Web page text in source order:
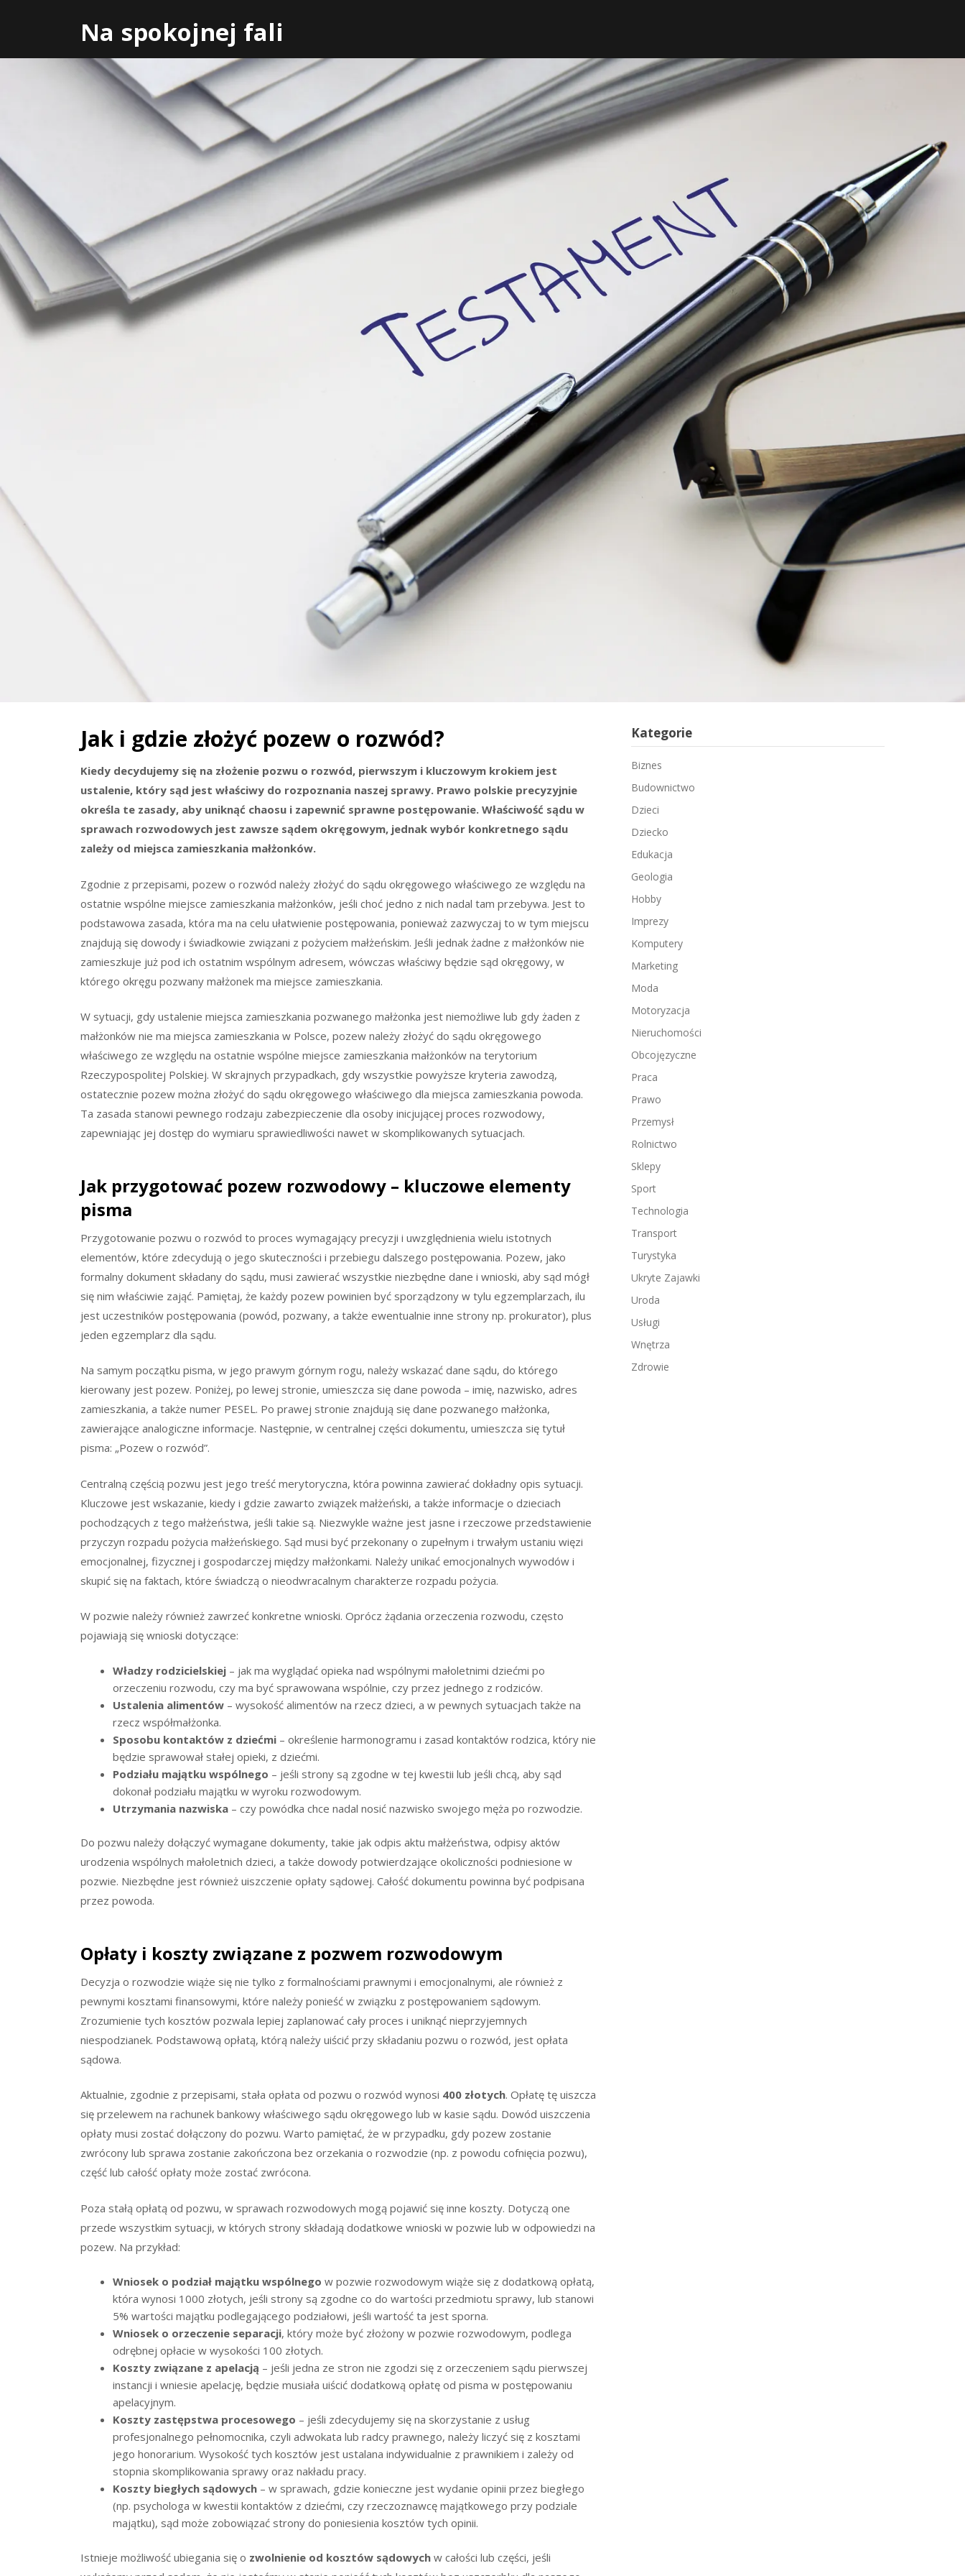
Na spokojnej fali
Jak i gdzie złożyć pozew o rozwód?
Kiedy decydujemy się na złożenie pozwu o rozwód, pierwszym i kluczowym krokiem jest
ustalenie, który sąd jest właściwy do rozpoznania naszej sprawy. Prawo polskie precyzyjnie
określa te zasady, aby uniknąć chaosu i zapewnić sprawne postępowanie. Właściwość sądu w
sprawach rozwodowych jest zawsze sądem okręgowym, jednak wybór konkretnego sądu
zależy od miejsca zamieszkania małżonków.
Zgodnie z przepisami, pozew o rozwód należy złożyć do sądu okręgowego właściwego ze względu na
ostatnie wspólne miejsce zamieszkania małżonków, jeśli choć jedno z nich nadal tam przebywa. Jest to
podstawowa zasada, która ma na celu ułatwienie postępowania, ponieważ zazwyczaj to w tym miejscu
znajdują się dowody i świadkowie związani z pożyciem małżeńskim. Jeśli jednak żadne z małżonków nie
zamieszkuje już pod ich ostatnim wspólnym adresem, wówczas właściwy będzie sąd okręgowy, w
którego okręgu pozwany małżonek ma miejsce zamieszkania.
W sytuacji, gdy ustalenie miejsca zamieszkania pozwanego małżonka jest niemożliwe lub gdy żaden z
małżonków nie ma miejsca zamieszkania w Polsce, pozew należy złożyć do sądu okręgowego
właściwego ze względu na ostatnie wspólne miejsce zamieszkania małżonków na terytorium
Rzeczypospolitej Polskiej. W skrajnych przypadkach, gdy wszystkie powyższe kryteria zawodzą,
ostatecznie pozew można złożyć do sądu okręgowego właściwego dla miejsca zamieszkania powoda.
Ta zasada stanowi pewnego rodzaju zabezpieczenie dla osoby inicjującej proces rozwodowy,
zapewniając jej dostęp do wymiaru sprawiedliwości nawet w skomplikowanych sytuacjach.
Jak przygotować pozew rozwodowy – kluczowe elementy
pisma
Przygotowanie pozwu o rozwód to proces wymagający precyzji i uwzględnienia wielu istotnych
elementów, które zdecydują o jego skuteczności i przebiegu dalszego postępowania. Pozew, jako
formalny dokument składany do sądu, musi zawierać wszystkie niezbędne dane i wnioski, aby sąd mógł
się nim właściwie zająć. Pamiętaj, że każdy pozew powinien być sporządzony w tylu egzemplarzach, ilu
jest uczestników postępowania (powód, pozwany, a także ewentualnie inne strony np. prokurator), plus
jeden egzemplarz dla sądu.
Na samym początku pisma, w jego prawym górnym rogu, należy wskazać dane sądu, do którego
kierowany jest pozew. Poniżej, po lewej stronie, umieszcza się dane powoda – imię, nazwisko, adres
zamieszkania, a także numer PESEL. Po prawej stronie znajdują się dane pozwanego małżonka,
zawierające analogiczne informacje. Następnie, w centralnej części dokumentu, umieszcza się tytuł
pisma: „Pozew o rozwód”.
Centralną częścią pozwu jest jego treść merytoryczna, która powinna zawierać dokładny opis sytuacji.
Kluczowe jest wskazanie, kiedy i gdzie zawarto związek małżeński, a także informacje o dzieciach
pochodzących z tego małżeństwa, jeśli takie są. Niezwykle ważne jest jasne i rzeczowe przedstawienie
przyczyn rozpadu pożycia małżeńskiego. Sąd musi być przekonany o zupełnym i trwałym ustaniu więzi
emocjonalnej, fizycznej i gospodarczej między małżonkami. Należy unikać emocjonalnych wywodów i
skupić się na faktach, które świadczą o nieodwracalnym charakterze rozpadu pożycia.
W pozwie należy również zawrzeć konkretne wnioski. Oprócz żądania orzeczenia rozwodu, często
pojawiają się wnioski dotyczące:
Władzy rodzicielskiej – jak ma wyglądać opieka nad wspólnymi małoletnimi dziećmi po
orzeczeniu rozwodu, czy ma być sprawowana wspólnie, czy przez jednego z rodziców.
Ustalenia alimentów – wysokość alimentów na rzecz dzieci, a w pewnych sytuacjach także na
rzecz współmałżonka.
Sposobu kontaktów z dziećmi – określenie harmonogramu i zasad kontaktów rodzica, który nie
będzie sprawował stałej opieki, z dziećmi.
Podziału majątku wspólnego – jeśli strony są zgodne w tej kwestii lub jeśli chcą, aby sąd
dokonał podziału majątku w wyroku rozwodowym.
Utrzymania nazwiska – czy powódka chce nadal nosić nazwisko swojego męża po rozwodzie.
Do pozwu należy dołączyć wymagane dokumenty, takie jak odpis aktu małżeństwa, odpisy aktów
urodzenia wspólnych małoletnich dzieci, a także dowody potwierdzające okoliczności podniesione w
pozwie. Niezbędne jest również uiszczenie opłaty sądowej. Całość dokumentu powinna być podpisana
przez powoda.
Opłaty i koszty związane z pozwem rozwodowym
Decyzja o rozwodzie wiąże się nie tylko z formalnościami prawnymi i emocjonalnymi, ale również z
pewnymi kosztami finansowymi, które należy ponieść w związku z postępowaniem sądowym.
Zrozumienie tych kosztów pozwala lepiej zaplanować cały proces i uniknąć nieprzyjemnych
niespodzianek. Podstawową opłatą, którą należy uiścić przy składaniu pozwu o rozwód, jest opłata
sądowa.
Aktualnie, zgodnie z przepisami, stała opłata od pozwu o rozwód wynosi 400 złotych. Opłatę tę uiszcza
się przelewem na rachunek bankowy właściwego sądu okręgowego lub w kasie sądu. Dowód uiszczenia
opłaty musi zostać dołączony do pozwu. Warto pamiętać, że w przypadku, gdy pozew zostanie
zwrócony lub sprawa zostanie zakończona bez orzekania o rozwodzie (np. z powodu cofnięcia pozwu),
część lub całość opłaty może zostać zwrócona.
Poza stałą opłatą od pozwu, w sprawach rozwodowych mogą pojawić się inne koszty. Dotyczą one
przede wszystkim sytuacji, w których strony składają dodatkowe wnioski w pozwie lub w odpowiedzi na
pozew. Na przykład:
Wniosek o podział majątku wspólnego w pozwie rozwodowym wiąże się z dodatkową opłatą,
która wynosi 1000 złotych, jeśli strony są zgodne co do wartości przedmiotu sprawy, lub stanowi
5% wartości majątku podlegającego podziałowi, jeśli wartość ta jest sporna.
Wniosek o orzeczenie separacji, który może być złożony w pozwie rozwodowym, podlega
odrębnej opłacie w wysokości 100 złotych.
Koszty związane z apelacją – jeśli jedna ze stron nie zgodzi się z orzeczeniem sądu pierwszej
instancji i wniesie apelację, będzie musiała uiścić dodatkową opłatę od pisma w postępowaniu
apelacyjnym.
Koszty zastępstwa procesowego – jeśli zdecydujemy się na skorzystanie z usług
profesjonalnego pełnomocnika, czyli adwokata lub radcy prawnego, należy liczyć się z kosztami
jego honorarium. Wysokość tych kosztów jest ustalana indywidualnie z prawnikiem i zależy od
stopnia skomplikowania sprawy oraz nakładu pracy.
Koszty biegłych sądowych – w sprawach, gdzie konieczne jest wydanie opinii przez biegłego
(np. psychologa w kwestii kontaktów z dziećmi, czy rzeczoznawcę majątkowego przy podziale
majątku), sąd może zobowiązać strony do poniesienia kosztów tych opinii.
Istnieje możliwość ubiegania się o zwolnienie od kosztów sądowych w całości lub części, jeśli
Kategorie
Biznes
Budownictwo
Dzieci
Dziecko
Edukacja
Geologia
Hobby
Imprezy
Komputery
Marketing
Moda
Motoryzacja
Nieruchomości
Obcojęzyczne
Praca
Prawo
Przemysł
Rolnictwo
Sklepy
Sport
Technologia
Transport
Turystyka
Ukryte Zajawki
Uroda
Usługi
Wnętrza
Zdrowie